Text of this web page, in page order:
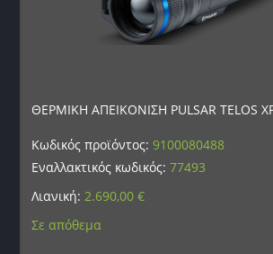
ΘΕΡΜΙΚΗ ΑΠΕΙΚΟΝΙΣΗ PULSAR TELOS
Κωδικός προϊόντος:9100080488
Εναλλακτικός κωδικός:77493
Λιανική:2.690,00€
Σε απόθεμα